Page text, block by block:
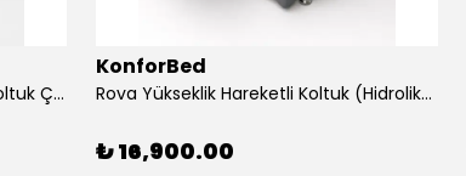
Viro Baş & Ayak Kısmı Hareketli Koltuk Çift Bacaklı
KonforBed
Rova Yükseklik Hareketli Koltuk (Hidrolik) Beyaz-Gri
₺ 16,900.00